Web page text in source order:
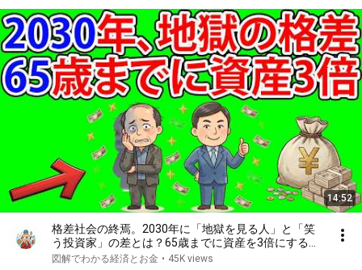
14:52
格差社会の終焉。2030年に「地獄を見る人」と「笑
う投資家」の差とは？65歳までに資産を3倍にする具
体的な投資戦略。|図解でわかる経済とお金
図解でわかる経済とお金 • 45K views